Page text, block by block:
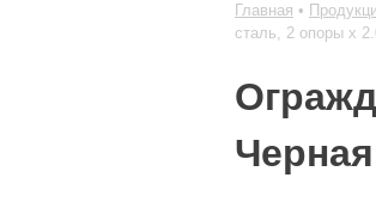
Главная
сталь, 2 опоры х